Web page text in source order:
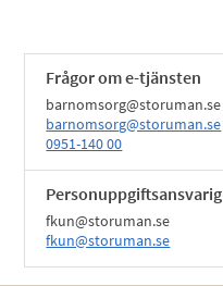
Frågor om e-tjänsten
barnomsorg@storuman.se
barnomsorg@storuman.se
0951-140 00
Personuppgiftsansvarig
fkun@storuman.se
fkun@storuman.se